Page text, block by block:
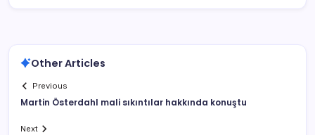
Other Articles
Previous
Martin Österdahl mali sıkıntılar hakkında konuştu
Next